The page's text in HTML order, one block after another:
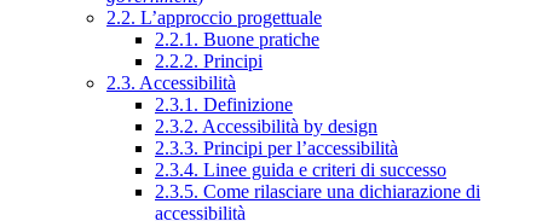
2.2. L’approccio progettuale
2.2.1. Buone pratiche
2.2.2. Principi
2.3. Accessibilità
2.3.1. Definizione
2.3.2. Accessibilità by design
2.3.3. Principi per l’accessibilità
2.3.4. Linee guida e criteri di successo
2.3.5. Come rilasciare una dichiarazione di
accessibilità